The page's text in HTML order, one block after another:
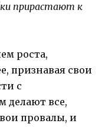
прирастают к
роста,
признавая свои
с
все,
провалы, и